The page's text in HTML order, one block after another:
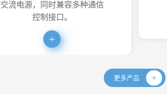
交流电源，同时兼容多种通信
控制接口。
更多产品